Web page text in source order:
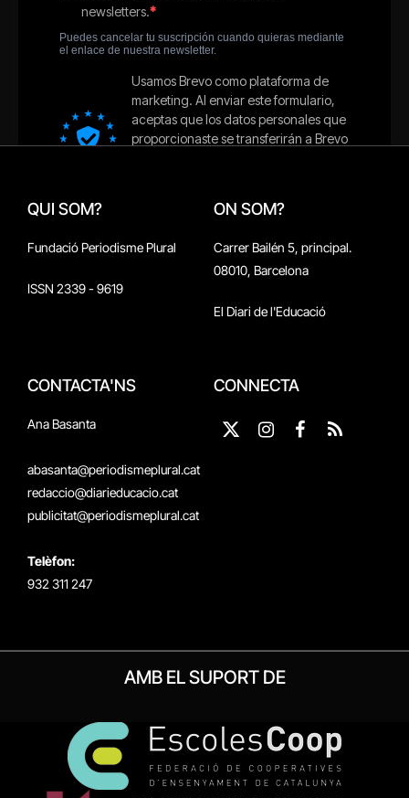
QUI SOM?
Fundació Periodisme Plural
ISSN 2339 - 9619
ON SOM?
Carrer Bailén 5, principal.
08010, Barcelona
El Diari de l'Educació
CONTACTA'NS
Ana Basanta
abasanta@periodismeplural.cat
redaccio@diarieducacio.cat
publicitat@periodismeplural.cat
Telèfon:
932 311 247
CONNECTA
X
Instagram
Facebook
RSS
AMB EL SUPORT DE